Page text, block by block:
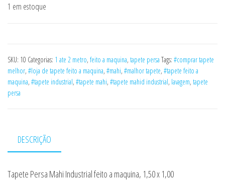
1 em estoque
SKU: 10 Categorias: 1 ate 2 metro, feito a maquina, tapete persa Tags: #comprar tapete
melhor, #loja de tapete feito a maquina, #mahi, #malhor tapete, #tapete feito a
maquina, #tapete industrial, #tapete mahi, #tapete mahid industrial, lavagem, tapete
persa
DESCRIÇÃO
Tapete Persa Mahi Industrial feito a maquina, 1,50 x 1,00